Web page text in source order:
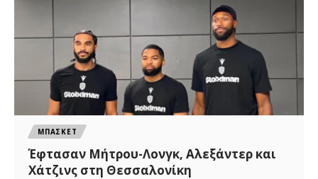
ΜΠΑΣΚΕΤ
Έφτασαν Μήτρου-Λονγκ, Αλεξάντερ και
Χάτζινς στη Θεσσαλονίκη